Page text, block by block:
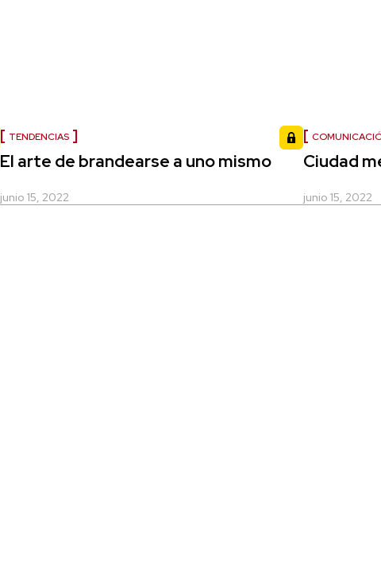
TENDENCIAS
El arte de brandearse a uno mismo
junio 15, 2022
Ciudad
junio 15, 2022